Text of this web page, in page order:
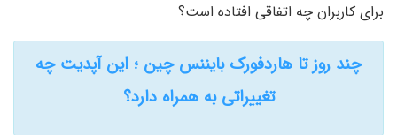
برای کاربران چه اتفاقی افتاده است؟
چند روز تا هاردفورک بایننس چین ؛ این آپدیت چه
تغییراتی به همراه دارد؟